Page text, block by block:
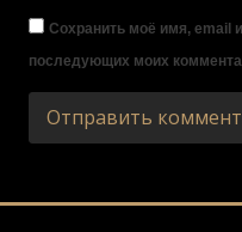
Сохранить моё имя, email
последующих моих